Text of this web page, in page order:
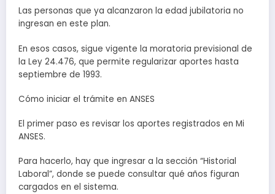
Las personas que ya alcanzaron la edad jubilatoria no
ingresan en este plan.
En esos casos, sigue vigente la moratoria previsional de
la Ley 24.476, que permite regularizar aportes hasta
septiembre de 1993.
Cómo iniciar el trámite en ANSES
El primer paso es revisar los aportes registrados en Mi
ANSES.
Para hacerlo, hay que ingresar a la sección “Historial
Laboral”, donde se puede consultar qué años figuran
cargados en el sistema.